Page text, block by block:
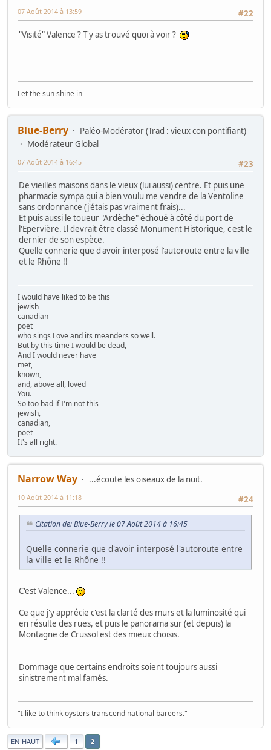
#22
07 Août 2014 à 13:59
"Visité" Valence ? T'y as trouvé quoi à voir ?
Let the sun shine in
Blue-Berry
Paléo-Modérator (Trad : vieux con pontifiant)
Modérateur Global
#23
07 Août 2014 à 16:45
De vieilles maisons dans le vieux (lui aussi) centre. Et puis une
pharmacie sympa qui a bien voulu me vendre de la Ventoline
sans ordonnance (j'étais pas vraiment frais)...
Et puis aussi le toueur "Ardèche" échoué à côté du port de
l'Epervière. Il devrait être classé Monument Historique, c'est le
dernier de son espèce.
Quelle connerie que d'avoir interposé l'autoroute entre la ville
et le Rhône !!
I would have liked to be this
jewish
canadian
poet
who sings Love and its meanders so well.
But by this time I would be dead,
And I would never have
met,
known,
and, above all, loved
You.
So too bad if I'm not this
jewish,
canadian,
poet
It's all right.
Narrow Way
...écoute les oiseaux de la nuit.
#24
10 Août 2014 à 11:18
Citation de: Blue-Berry le 07 Août 2014 à 16:45
Quelle connerie que d'avoir interposé l'autoroute entre
la ville et le Rhône !!
C'est Valence...
Ce que j'y apprécie c'est la clarté des murs et la luminosité qui
en résulte des rues, et puis le panorama sur (et depuis) la
Montagne de Crussol est des mieux choisis.
Dommage que certains endroits soient toujours aussi
sinistrement mal famés.
"I like to think oysters transcend national bareers."
|
EN HAUT 1 2